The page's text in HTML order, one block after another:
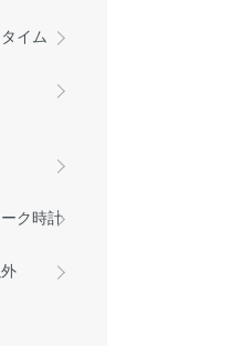
イム
ク時計